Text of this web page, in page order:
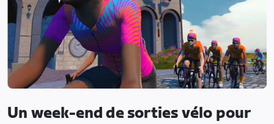
Un week-end de sorties vélo pour